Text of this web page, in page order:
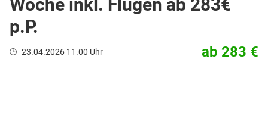
Woche inkl. Flügen ab 283€
p.P.
23.04.2026 11.00 Uhr ab 283 €